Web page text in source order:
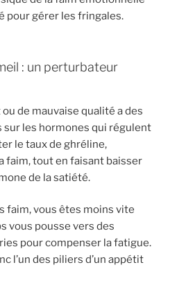
pour gérer les fringales.
: un perturbateur
de mauvaise qualité a des
les hormones qui régulent
le taux de ghréline,
faim, tout en faisant baisser
de la satiété.
faim, vous êtes moins vite
vous pousse vers des
pour compenser la fatigue.
l’un des piliers d’un appétit